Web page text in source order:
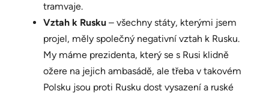
tramvaje.
Vztah k Rusku – všechny státy, kterými jsem
projel, měly společný negativní vztah k Rusku.
My máme prezidenta, který se s Rusi klidně
ožere na jejich ambasádě, ale třeba v takovém
Polsku jsou proti Rusku dost vysazení a ruské